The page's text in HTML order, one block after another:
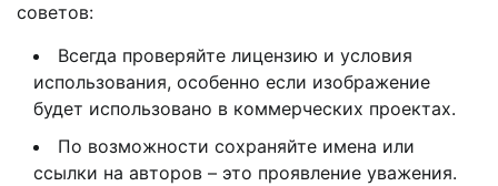
советов:
Всегда проверяйте лицензию и условия
использования, особенно если изображение
будет использовано в коммерческих проектах.
По возможности сохраняйте имена или
ссылки на авторов – это проявление уважения.